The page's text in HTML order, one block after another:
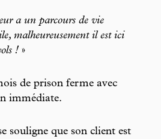
a un parcours de vie
malheureusement il est ici
! »
de prison ferme avec
immédiate.
souligne que son client est